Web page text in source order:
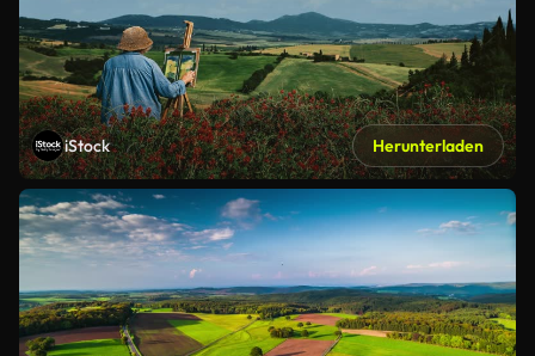
iStock Herunterladen